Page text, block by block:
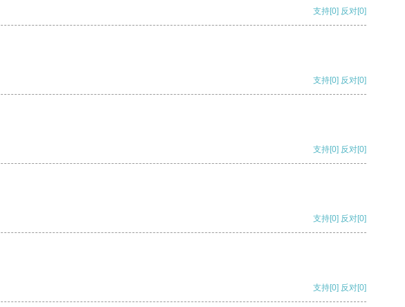
支持[0] 反对[0]
支持[0] 反对[0]
支持[0] 反对[0]
支持[0] 反对[0]
支持[0] 反对[0]